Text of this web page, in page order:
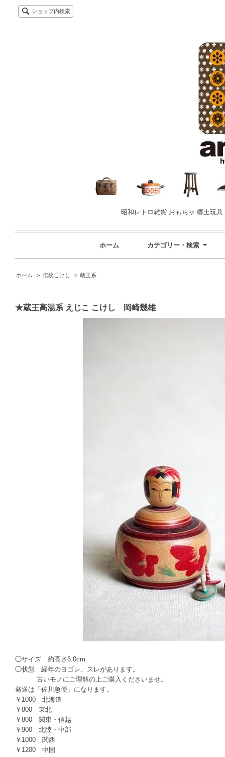
ショップ内検索
昭和レトロ雑貨 おもちゃ 郷土玩
ホーム カテゴリー・検索
ホーム > 伝統こけし > 蔵王系
★蔵王高湯系 えじこ こけし 岡崎幾雄
◯サイズ 約高さ6.0cm
◯状態 経年のヨゴレ、スレがあります。
古いモノにご理解の上ご購入くださいませ。
発送は「佐川急便」になります。
￥1000 北海道
￥800 東北
￥800 関東・信越
￥900 北陸・中部
￥1000 関西
￥1200 中国